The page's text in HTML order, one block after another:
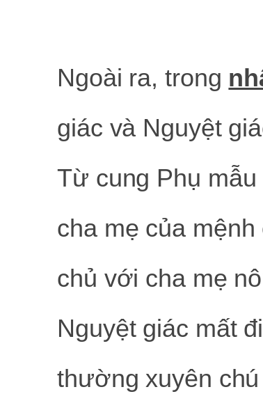
Ngoài ra, trong
giác và Nguyệt
Từ cung Phụ
cha mẹ của
chủ với cha mẹ
Nguyệt giác mất
thường xuyên